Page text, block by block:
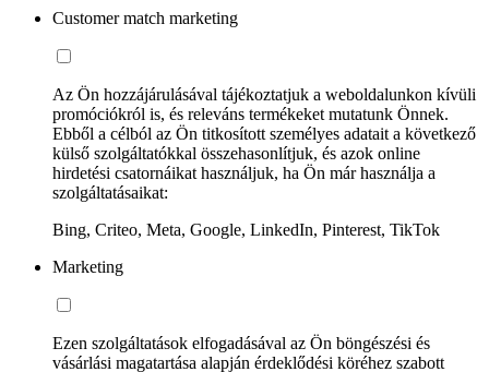
Customer match marketing
Az Ön hozzájárulásával tájékoztatjuk a weboldalunkon kívüli
promóciókról is, és releváns termékeket mutatunk Önnek.
Ebből a célból az Ön titkosított személyes adatait a következő
külső szolgáltatókkal összehasonlítjuk, és azok online
hirdetési csatornáikat használjuk, ha Ön már használja a
szolgáltatásaikat:
Bing, Criteo, Meta, Google, LinkedIn, Pinterest, TikTok
Marketing
Ezen szolgáltatások elfogadásával az Ön böngészési és
vásárlási magatartása alapján érdeklődési köréhez szabott